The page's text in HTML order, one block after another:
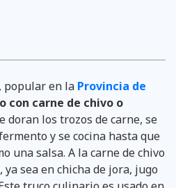
, popular en la Provincia de
con carne de chivo o
doran los trozos de carne, se
y se cocina hasta que
una salsa. A la carne de chivo
sea en chicha de jora, jugo